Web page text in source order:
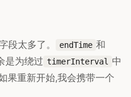
段太多了。 endTime 和
是为绕过 timerInterval 中
果重新开始,我会携带一个